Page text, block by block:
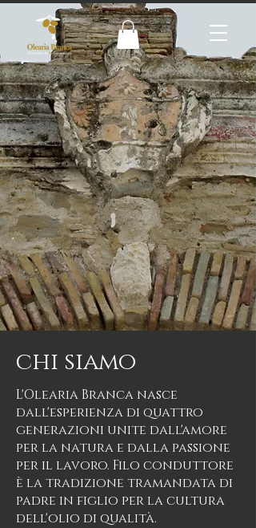
chi siamo
L'Olearia Branca nasce
dall'esperienza di quattro
generazioni unite dall'amore
per la natura e dalla passione
per il lavoro. Filo conduttore
è la tradizione tramandata di
padre in figlio per la cultura
dell'olio di qualità.